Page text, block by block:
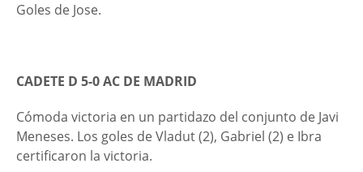
Goles de Jose.
CADETE D 5-0 AC DE MADRID
Cómoda victoria en un partidazo del conjunto de Javi
Meneses. Los goles de Vladut (2), Gabriel (2) e Ibra
certificaron la victoria.